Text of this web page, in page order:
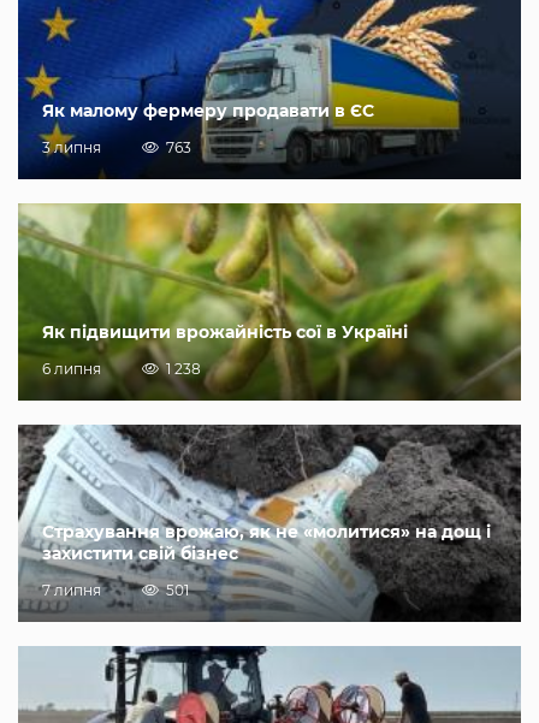
Як малому фермеру продавати в ЄС
3 липня 763
Як підвищити врожайність сої в Україні
6 липня 1 238
Страхування врожаю, як не «молитися» на дощ і
захистити свій бізнес
7 липня 501